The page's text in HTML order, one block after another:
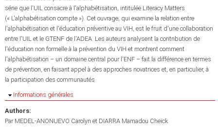
série que l'UIL consacre à l'alphabétisation, intitulée Literacy Matters
(« L'alphabétisation compte »). Cet ouvrage, qui examine la relation entre
l'alphabétisation et l'éducation préventive au VIH, est le fruit d'une collaboration
entre l'UIL et le GTENF de l'ADEA. Les auteurs analysent la contribution de
l'éducation non formelle à la prévention du VIH et montrent comment
l'alphabétisation – un domaine central pour l'ENF – fait la différence en termes
de prévention, en faisant appel à des approches novatrices et, en particulier, à
la participation des communautés
Masquer
Informations générales
Authors:
Par MEDEL-ANONUEVO Carolyn et DIARRA Mamadou Cheick